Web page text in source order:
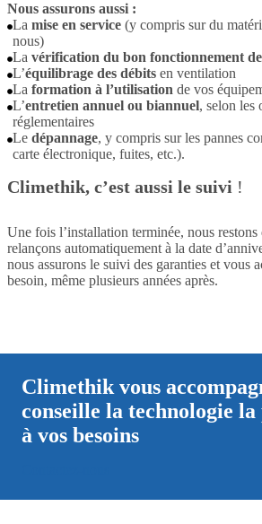
Nous assurons aussi :
La mise en service (y compris sur du
nous)
La vérification du bon fonctionnement
L’équilibrage des débits en ventilation
La formation à l’utilisation de vos
L’entretien annuel ou biannuel, selon les
réglementaires
Le dépannage, y compris sur les pannes
carte électronique, fuites, etc.).
Climethik, c’est aussi le suivi !
Une fois l’installation terminée, nous
relançons automatiquement à la date
nous assurons le suivi des garanties et vous
besoin, même plusieurs années après.
Climethik vous
conseille la technologie la
à vos besoins